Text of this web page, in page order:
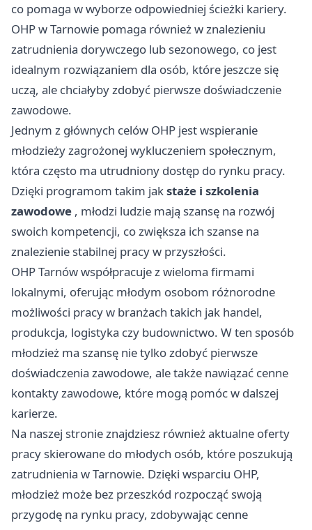
co pomaga w wyborze odpowiedniej ścieżki kariery.
OHP w Tarnowie pomaga również w znalezieniu
zatrudnienia dorywczego lub sezonowego, co jest
idealnym rozwiązaniem dla osób, które jeszcze się
uczą, ale chciałyby zdobyć pierwsze doświadczenie
zawodowe.
Jednym z głównych celów OHP jest wspieranie
młodzieży zagrożonej wykluczeniem społecznym,
która często ma utrudniony dostęp do rynku pracy.
Dzięki programom takim jakstaże i szkolenia
zawodowe , młodzi ludzie mają szansę na rozwój
swoich kompetencji, co zwiększa ich szanse na
znalezienie stabilnej pracy w przyszłości.
OHPTarnówwspółpracuje z wieloma firmami
lokalnymi, oferując młodym osobom różnorodne
możliwości pracy w branżach takich jak handel,
produkcja, logistyka czy budownictwo. W ten sposób
młodzież ma szansę nie tylko zdobyć pierwsze
doświadczenia zawodowe, ale także nawiązać cenne
kontakty zawodowe, które mogą pomóc w dalszej
karierze.
Na naszej stronie znajdziesz również aktualne oferty
pracy skierowane do młodych osób, które poszukują
zatrudnienia w Tarnowie. Dzięki wsparciu OHP,
młodzież może bez przeszkód rozpocząć swoją
przygodę na rynku pracy, zdobywając cenne